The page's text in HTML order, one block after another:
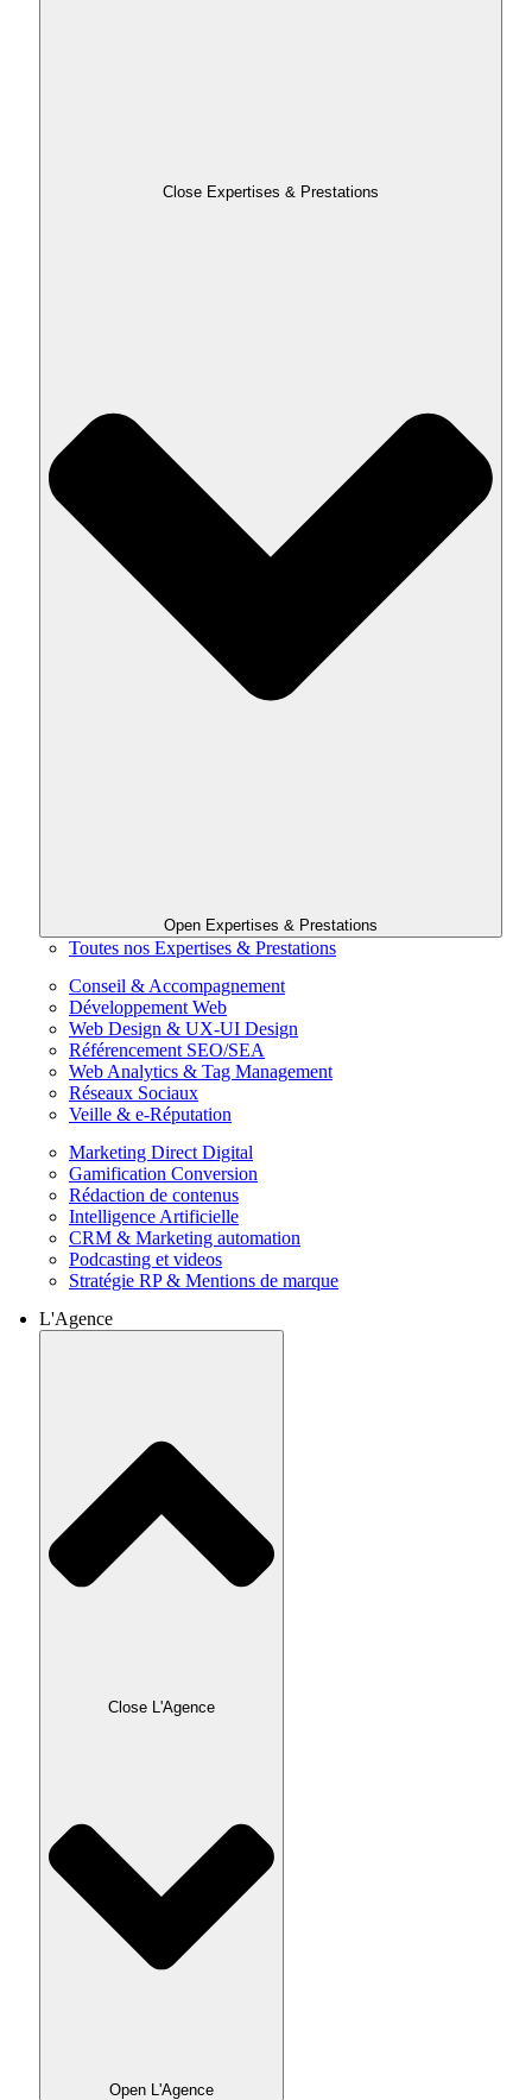
Close Expertises & Prestations
Open Expertises & Prestations
Toutes nos Expertises & Prestations
Conseil & Accompagnement
Développement Web
Web Design & UX-UI Design
Référencement SEO/SEA
Web Analytics & Tag Management
Réseaux Sociaux
Veille & e-Réputation
Marketing Direct Digital
Gamification Conversion
Rédaction de contenus
Intelligence Artificielle
CRM & Marketing automation
Podcasting et videos
Stratégie RP & Mentions de marque
L'Agence
Close L'Agence
Open L'Agence